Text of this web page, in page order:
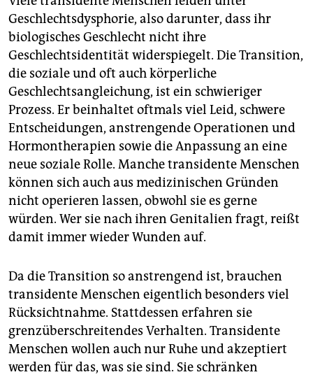
Geschlechtsdysphorie, also darunter, dass ihr
biologisches Geschlecht nicht ihre
Geschlechtsidentität widerspiegelt. Die Transition,
die soziale und oft auch körperliche
Geschlechtsangleichung, ist ein schwieriger
Prozess. Er beinhaltet oftmals viel Leid, schwere
Entscheidungen, anstrengende Operationen und
Hormontherapien sowie die Anpassung an eine
neue soziale Rolle. Manche trans­idente Menschen
können sich auch aus medizinischen Gründen
nicht operieren lassen, obwohl sie es gerne
würden. Wer sie nach ihren Genitalien fragt, reißt
damit immer wieder Wunden auf.
Da die Transition so anstrengend ist, brauchen
transidente Menschen eigentlich besonders viel
Rücksichtnahme. Stattdessen erfahren sie
grenzüberschreitendes Verhalten. Trans­idente
Menschen wollen auch nur Ruhe und akzeptiert
werden für das, was sie sind. Sie schränken